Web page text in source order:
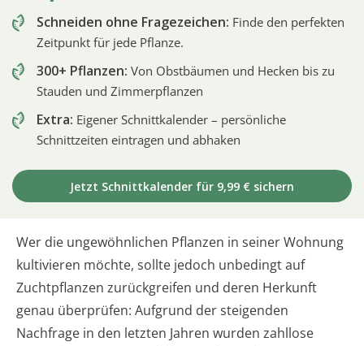
Schneiden ohne Fragezeichen: Finde den perfekten
Zeitpunkt für jede Pflanze.
300+ Pflanzen: Von Obstbäumen und Hecken bis zu
Stauden und Zimmerpflanzen
Extra: Eigener Schnittkalender – persönliche
Schnittzeiten eintragen und abhaken
Jetzt Schnittkalender für 9,99 € sichern
Wer die ungewöhnlichen Pflanzen in seiner Wohnung
kultivieren möchte, sollte jedoch unbedingt auf
Zuchtpflanzen zurückgreifen und deren Herkunft
genau überprüfen: Aufgrund der steigenden
Nachfrage in den letzten Jahren wurden zahllose